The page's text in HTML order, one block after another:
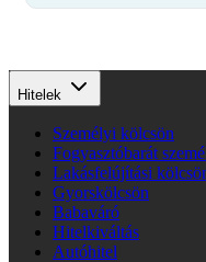
Hitelek
Személyi kölcsön
Fogyasztóbarát
Lakásfelújítási
Gyorskölcsön
Babaváró
Hitelkiváltás
Autóhitel